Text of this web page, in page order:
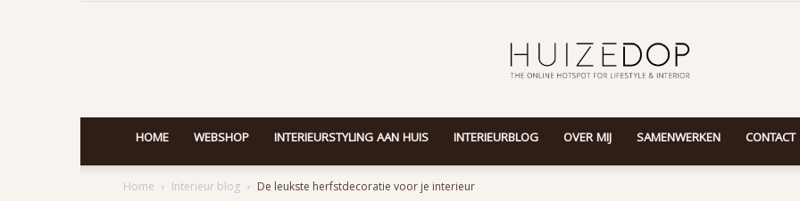
HOME WEBSHOP INTERIEURSTYLING AAN HUIS INTERIEURBLOG OVER MIJ SAMENWERKEN CONTACT
Home Interieur blog De leukste herfstdecoratie voor je interieur